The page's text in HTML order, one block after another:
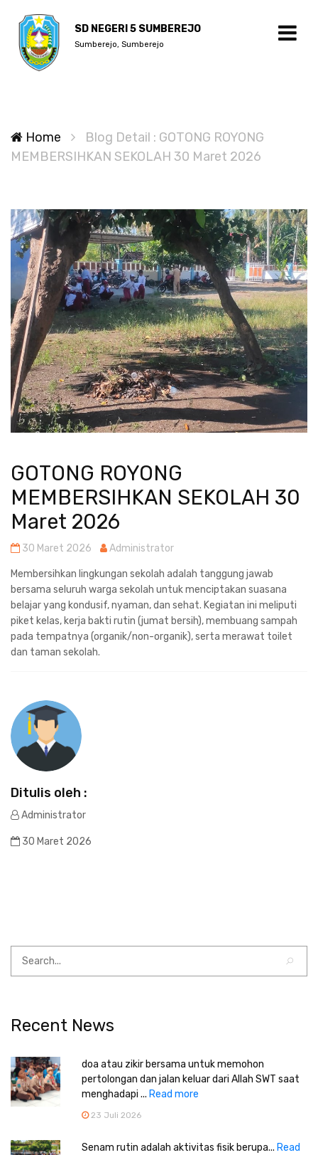
SD NEGERI 5 SUMBEREJO
Sumberejo, Sumberejo
Home
Blog Detail : GOTONG ROYONG
MEMBERSIHKAN SEKOLAH 30 Maret 2026
GOTONG ROYONG
MEMBERSIHKAN SEKOLAH 30
Maret 2026
30 Maret 2026 Administrator
Membersihkan lingkungan sekolah adalah tanggung jawab
bersama seluruh warga sekolah untuk menciptakan suasana
belajar yang kondusif, nyaman, dan sehat. Kegiatan ini meliputi
piket kelas, kerja bakti rutin (jumat bersih), membuang sampah
pada tempatnya (organik/non-organik), serta merawat toilet
dan taman sekolah.
Ditulis oleh :
Administrator
30 Maret 2026
Recent News
doa atau zikir bersama untuk memohon
pertolongan dan jalan keluar dari Allah SWT saat
menghadapi ... Read more
23 Juli 2026
Senam rutin adalah aktivitas fisik berupa... Read